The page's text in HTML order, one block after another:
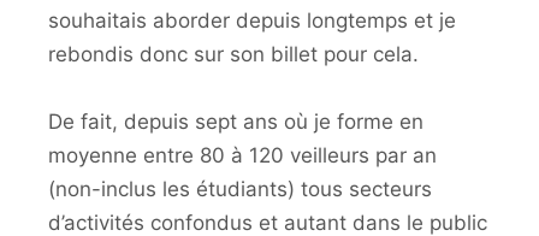
souhaitais aborder depuis longtemps et je
rebondis donc sur son billet pour cela.
De fait, depuis sept ans où je forme en
moyenne entre 80 à 120 veilleurs par an
(non-inclus les étudiants) tous secteurs
d’activités confondus et autant dans le public